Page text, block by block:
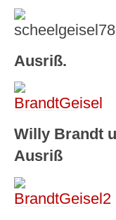
Ausriß.
Willy Brandt
Ausriß